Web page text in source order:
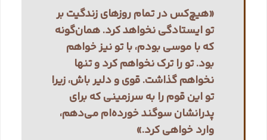
«هیچ‌کس در تمام روزهای زندگیت بر
تو ایستادگی نخواهد کرد. همان‌گونه
که با موسی بودم، با تو نیز خواهم
بود. تو را ترک نخواهم کرد و تنها
نخواهم گذاشت. قوی و دلیر باش، زیرا
تو این قوم را به سرزمینی که برای
پدرانشان سوگند خورده‌ام می‌دهم،
وارد خواهی کرد.»